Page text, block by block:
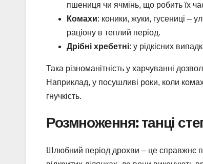
пшениця чи ячмінь, що робить їх
Комахи: коники, жуки, гусениці –
раціону в теплий період.
Дрібні хребетні: у рідкісних
Така різноманітність у харчуванні
Наприклад, у посушливі роки, коли
гнучкість.
Розмноження: танці
Шлюбний період дрохви – це справжнє